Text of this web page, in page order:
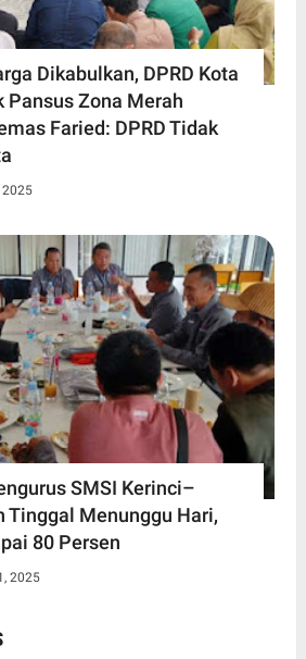
Dikabulkan, DPRD Kota
Pansus Zona Merah
Faried: DPRD Tidak
2025
SMSI Kerinci–
Tinggal Menunggu Hari,
80 Persen
2025